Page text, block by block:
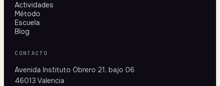
Actividades
Método
Escuela
Blog
CONTACTO
Avenida Instituto Obrero 21, bajo 06
46013 Valencia